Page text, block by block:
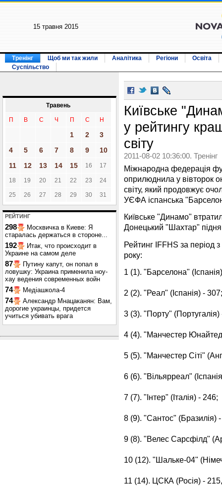
15 травня 2015
Тренінг Щоб ми так жили Аналітика Регіони
Освіта
Суспільство
Травень
П В С Ч П С Н
1 2
3
4
5 6 7 8 9
10
11
12 13 14 15 16 17
18 19 20 21 22 23 24
25 26 27 28 29 30 31
РЕЙТИНГ
298
Москвичка в Киеве: Я
старалась держаться в стороне...
192
Итак, что происходит в
Украине на самом деле
87
Путину капут, он попал в
ловушку: Украина применила ноу-
хау ведения современных войн
74 Медіашкола-4
74
Александр Мнацаканян: Вам,
дорогие украинцы, придется
учиться убивать врага
Київське
у рейтингу
світу
2011-08-02 10:36:00. Тренінг
Міжнародна федерація
оприлюднила у вівторок
світу, який продовжує
УЄФА іспанська
Київське "Динамо"
Донецький "Шахтар"
Рейтинг IFFHS за період
року:
1 (1). "Барселона"
2 (2). "Реал" (Іспанія) - 307;
3 (3). "Порту" (Португалія)
4 (4). "Манчестер
5 (5). "Манчестер Сіті"
6 (6). "Вільярреал"
7 (7). "Інтер" (Італія) - 246;
8 (9). "Сантос" (Бразилія)
9 (8). "Велес Сарсфілд"
10 (12). "Шальке-04"
11 (14). ЦСКА (Росія) -